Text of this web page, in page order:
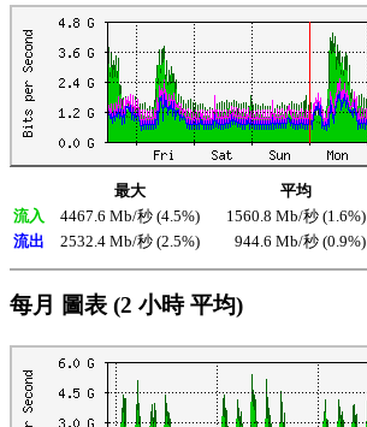
最大 平均
流入
4467.6 Mb/秒 (4.5%) 1560.8 Mb/秒 (1.6%)
流出
2532.4 Mb/秒 (2.5%) 944.6 Mb/秒 (0.9%)
每月 圖表 (2 小時 平均)